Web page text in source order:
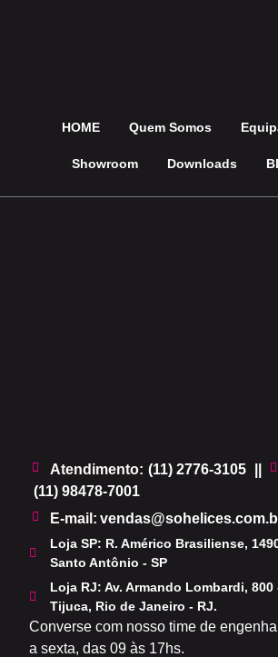
HOME Quem Somos
Showroom Downloads
Atendimento: (11) 2776-3105
(11) 98478-7001
E-mail:
Loja SP: R. Américo Brasiliense,
Santo Antônio - SP
Loja RJ: Av. Armando Lombardi, 800
Tijuca, Rio de Janeiro - RJ.
Converse com nosso time de
a sexta, das 09 às 17hs.